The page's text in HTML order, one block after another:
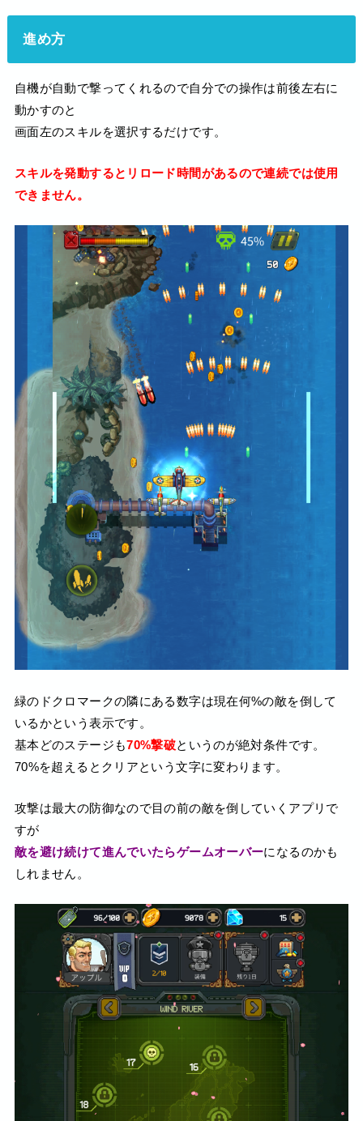
進め方
自機が自動で撃ってくれるので自分での操作は前後左右に
動かすのと
画面左のスキルを選択するだけです。
スキルを発動するとリロード時間があるので連続では使用
できません。
緑のドクロマークの隣にある数字は現在何%の敵を倒して
いるかという表示です。
基本どのステージも70%撃破というのが絶対条件です。
70%を超えるとクリアという文字に変わります。
攻撃は最大の防御なので目の前の敵を倒していくアプリで
すが
敵を避け続けて進んでいたらゲームオーバーになるのかも
しれません。